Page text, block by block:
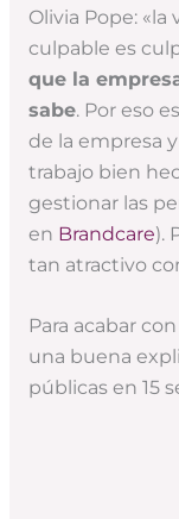
Olivia Pope:
culpable es
que la
sabe. Por eso
de la empresa
trabajo bien
gestionar las
en Brandcare).
tan atractivo
Para acabar
una buena
públicas en 15